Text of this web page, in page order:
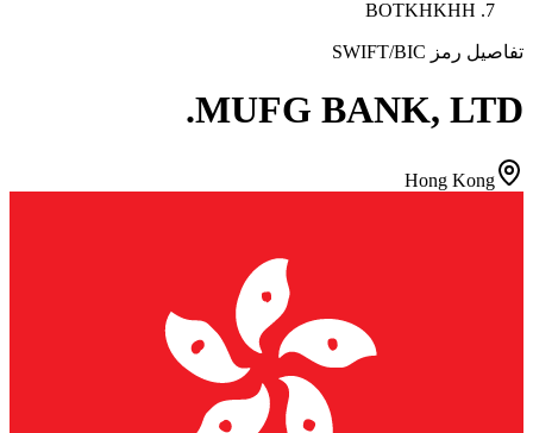
BOTKHKHH
تفاصيل رمز SWIFT/BIC
MUFG BANK, LTD.
Hong Kong